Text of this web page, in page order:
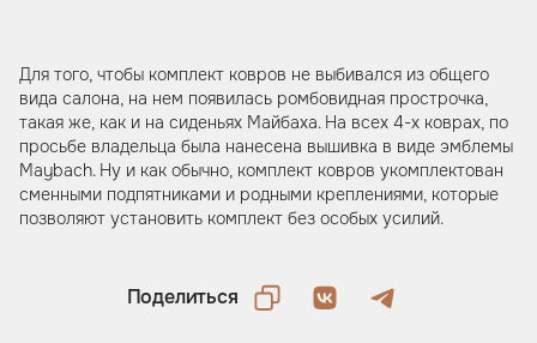
Для того, чтобы комплект ковров не выбивался из общего
вида салона, на нем появилась ромбовидная прострочка,
такая же, как и на сиденьях Майбаха. На всех 4-х коврах, по
просьбе владельца была нанесена вышивка в виде эмблемы
Maybach. Ну и как обычно, комплект ковров укомплектован
сменными подпятниками и родными креплениями, которые
позволяют установить комплект без особых усилий.
Поделиться